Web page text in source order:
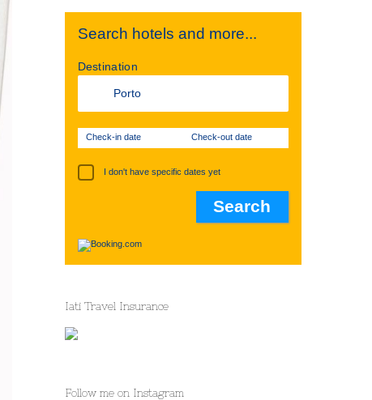
Search hotels and more...
Destination
Check-in date Check-out date
I don't have specific dates yet
Iati Travel Insurance
Follow me on Instagram